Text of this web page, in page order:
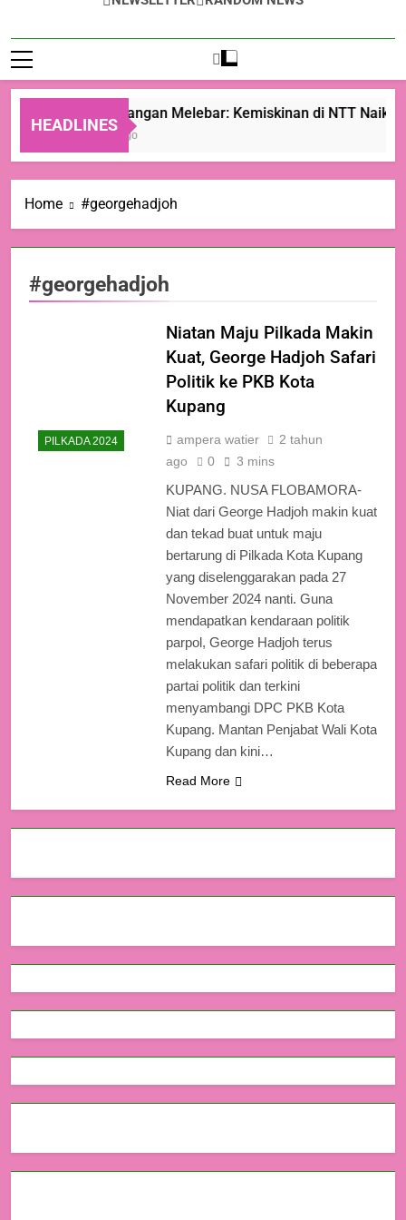
HEADLINES
Ketimpangan Melebar: Kemiskinan di NTT Naik
11 Jam Ago
Home #georgehadjoh
#georgehadjoh
PILKADA 2024
Niatan Maju Pilkada Makin
Kuat, George Hadjoh Safari
Politik ke PKB Kota
Kupang
ampera watier
2 tahun
ago
0 3 mins
KUPANG. NUSA FLOBAMORA-
Niat dari George Hadjoh makin kuat
dan tekad buat untuk maju
bertarung di Pilkada Kota Kupang
yang diselenggarakan pada 27
November 2024 nanti. Guna
mendapatkan kendaraan politik
parpol, George Hadjoh terus
melakukan safari politik di beberapa
partai politik dan terkini
menyambangi DPC PKB Kota
Kupang. Mantan Penjabat Wali Kota
Kupang dan kini…
Read More